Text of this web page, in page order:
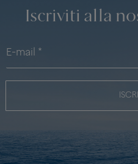
Iscriviti alla